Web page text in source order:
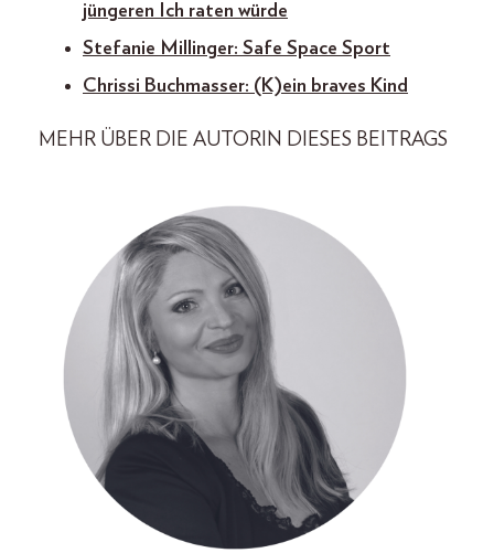
jüngeren Ich raten würde
Stefanie Millinger: Safe Space Sport
Chrissi Buchmasser: (K)ein braves Kind
MEHR ÜBER DIE AUTORIN DIESES BEITRAGS